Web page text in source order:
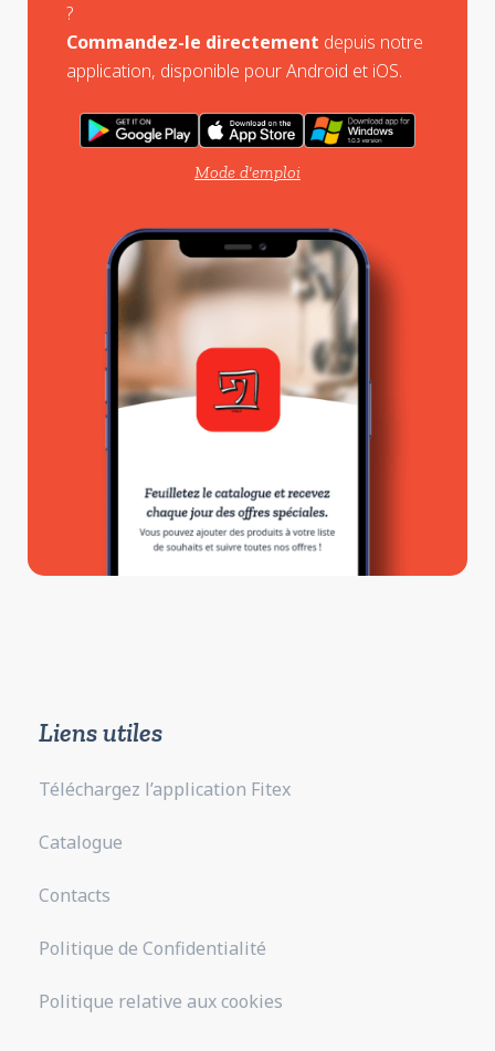
?
Commandez-le directement depuis notre
application, disponible pour Android et iOS.
Mode d'emploi
Liens utiles
Téléchargez l’application Fitex
Catalogue
Contacts
Politique de Confidentialité
Politique relative aux cookies